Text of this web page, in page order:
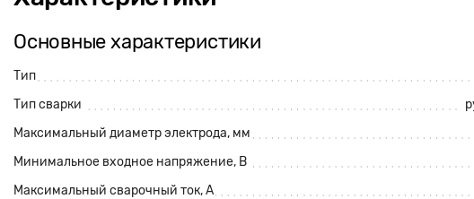
Основные характеристики
Тип
Тип сварки
Максимальный диаметр электрода, мм
Минимальное входное напряжение, В
Максимальный сварочный ток, А